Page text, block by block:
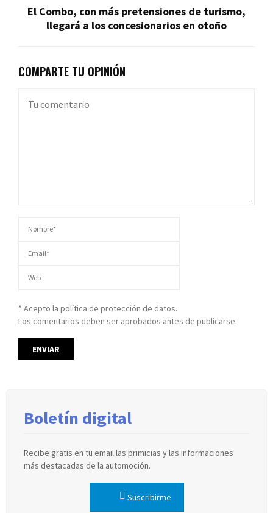
El Combo, con más pretensiones de turismo,
llegará a los concesionarios en otoño
COMPARTE TU OPINIÓN
* Acepto la política de protección de datos.
Los comentarios deben ser aprobados antes de publicarse.
Boletín digital
Recibe gratis en tu email las primicias y las informaciones
más destacadas de la automoción.
Suscribirme